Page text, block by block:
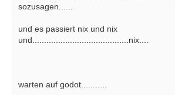
sozusagen......
und es passiert nix und nix
und.........................................nix....
warten auf godot...........